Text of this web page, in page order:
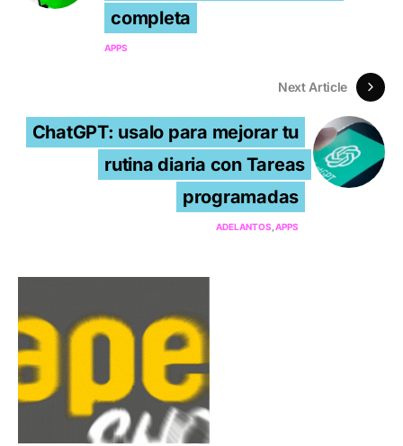
completa
APPS
Next Article
ChatGPT: usalo para mejorar tu
rutina diaria con Tareas
programadas
ADELANTOS APPS